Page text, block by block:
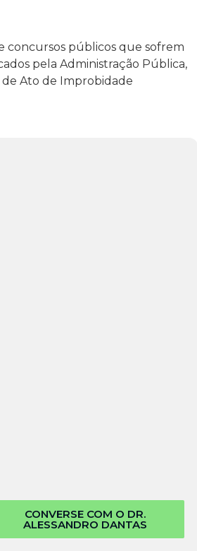
concursos públicos que sofrem
pela Administração Pública,
de Ato de Improbidade
CONVERSE COM O DR.
ALESSANDRO DANTAS